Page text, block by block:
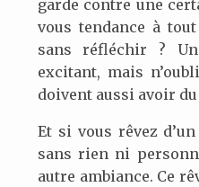
garde contre une
vous tendance à
sans réfléchir ?
excitant, mais
doivent aussi avoir
Et si vous rêvez d’un
sans rien ni
autre ambiance. Ce